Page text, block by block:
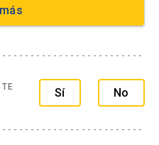
Sí No